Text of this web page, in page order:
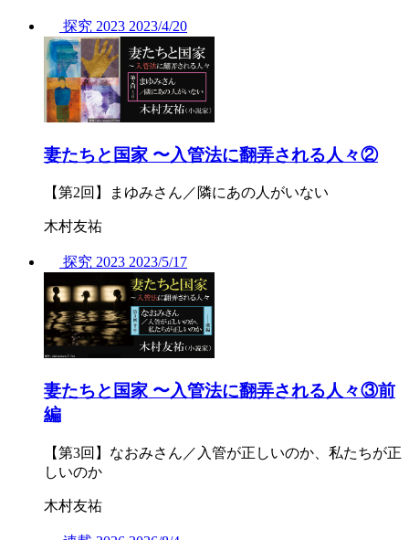
探究 2023 2023/4/20
妻たちと国家 〜入管法に翻弄される人々②
【第2回】まゆみさん／隣にあの人がいない
木村友祐
探究 2023 2023/5/17
妻たちと国家 〜入管法に翻弄される人々③前
編
【第3回】なおみさん／入管が正しいのか、私たちが正
しいのか
木村友祐